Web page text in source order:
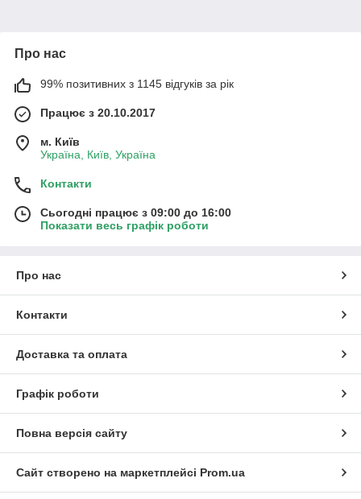
Про нас
99% позитивних з 1145 відгуків за рік
Працює з 20.10.2017
м. Київ
Україна, Київ, Україна
Контакти
Сьогодні працює з 09:00 до 16:00
Показати весь графік роботи
Про нас
Контакти
Доставка та оплата
Графік роботи
Повна версія сайту
Сайт створено на маркетплейсі Prom.ua